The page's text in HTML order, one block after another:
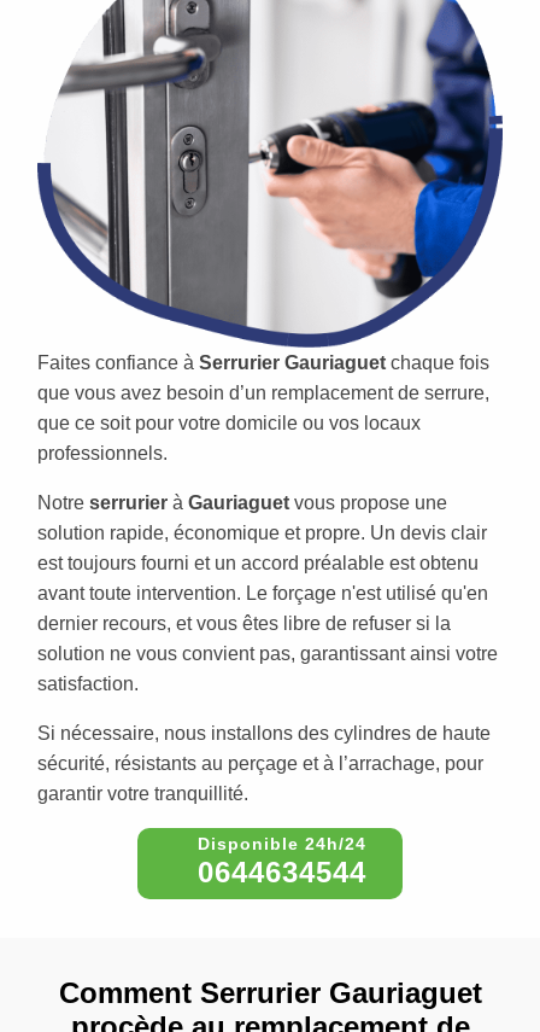
Faites confiance à Serrurier Gauriaguet chaque fois
que vous avez besoin d’un remplacement de serrure,
que ce soit pour votre domicile ou vos locaux
professionnels.
Notre serrurier à Gauriaguet vous propose une
solution rapide, économique et propre. Un devis clair
est toujours fourni et un accord préalable est obtenu
avant toute intervention. Le forçage n'est utilisé qu'en
dernier recours, et vous êtes libre de refuser si la
solution ne vous convient pas, garantissant ainsi votre
satisfaction.
Si nécessaire, nous installons des cylindres de haute
sécurité, résistants au perçage et à l’arrachage, pour
garantir votre tranquillité.
0644634544
Comment Serrurier Gauriaguet